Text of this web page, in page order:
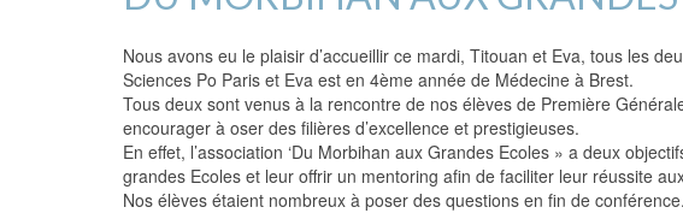
Nous avons eu le plaisir d’accueillir ce mardi, Titouan et Eva, tous les
Sciences Po Paris et Eva est en 4ème année de Médecine à Brest.
Tous deux sont venus à la rencontre de nos élèves de Première
encourager à oser des filières d’excellence et prestigieuses.
En effet, l’association ‘Du Morbihan aux Grandes Ecoles » a deux
grandes Ecoles et leur offrir un mentoring afin de faciliter leur réussite
Nos élèves étaient nombreux à poser des questions en fin de